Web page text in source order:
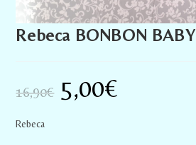
Rebeca BONBON BABY
16,90€ 5,00€
Rebeca